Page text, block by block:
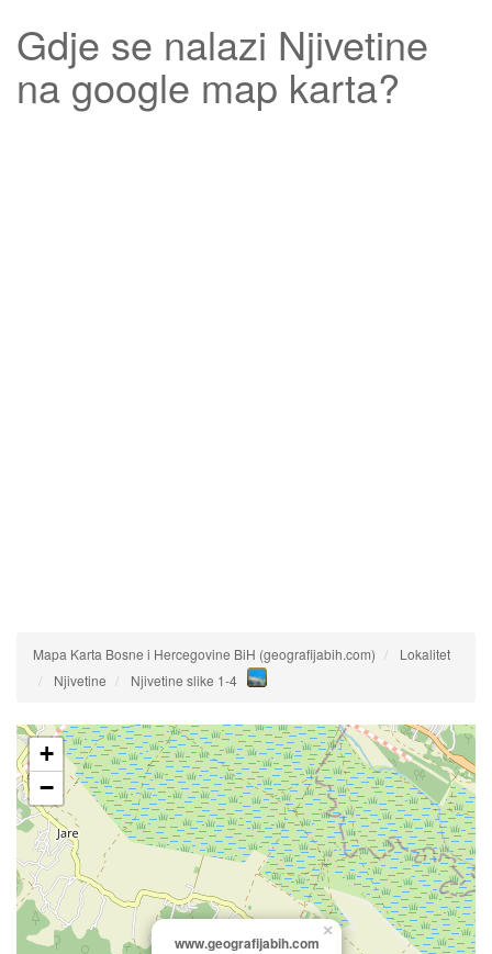
Gdje se nalazi Njivetine
na google map karta?
Mapa Karta Bosne i Hercegovine BiH (geografijabih.com)
Lokalitet
Njivetine
Njivetine slike 1-4
www.geografijabih.com
×
+
−